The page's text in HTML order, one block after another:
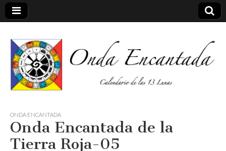
Onda
ONDA ENCANTADA
Onda Encantada de la
Tierra Roja-05